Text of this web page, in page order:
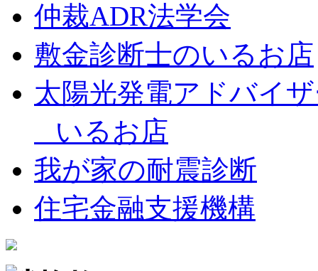
仲裁ADR法学会
敷金診断士のいるお店
太陽光発電アドバイ
いるお店
我が家の耐震診断
住宅金融支援機構